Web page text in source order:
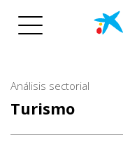
Análisis sectorial
Turismo